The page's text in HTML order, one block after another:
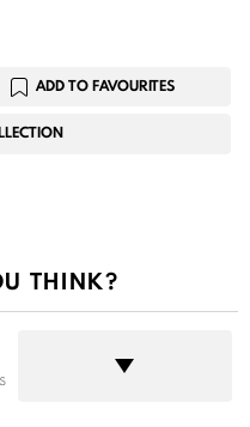
ADD TO FAVOURITES
THINK?